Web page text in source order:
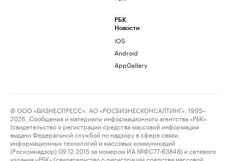
РБК
Новости
iOS
Android
AppGallery
© ООО «БИЗНЕСПРЕСС», АО «РОСБИЗНЕСКОНСАЛТИНГ», 1995–
2026. Сообщения и материалы информационного агентства «РБК»
(свидетельство о регистрации средства массовой информации
выдано Федеральной службой по надзору в сфере связи,
информационных технологий и массовых коммуникаций
(Роскомнадзор) 09.12.2015 за номером ИА №ФС77-63848) и сетевого
издания «РБК» (свидетельство о регистрации средства массовой